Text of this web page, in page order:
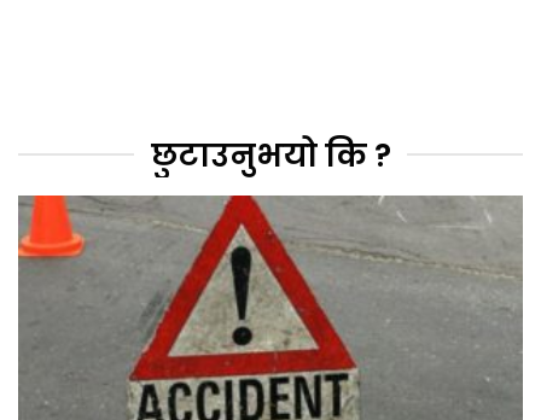
छुटाउनुभयो कि ?